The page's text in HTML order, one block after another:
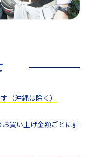
（沖縄は除く）
買い上げ金額ごとに計